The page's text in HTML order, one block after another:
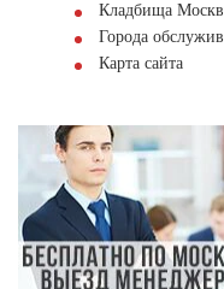
Кладбища
Города
Карта сайта